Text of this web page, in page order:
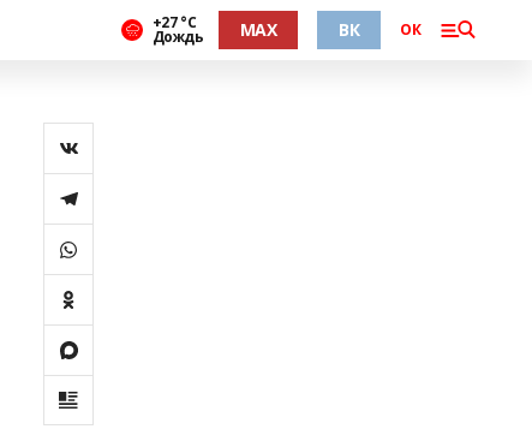
+27 °С
Дождь MAX ВК ОК